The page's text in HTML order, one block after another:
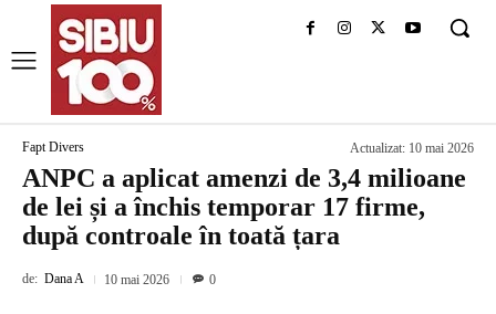
Fapt Divers Actualizat: 10 mai 2026
ANPC a aplicat amenzi de 3,4 milioane
de lei și a închis temporar 17 firme,
după controale în toată țara
de: Dana A 10 mai 2026 0